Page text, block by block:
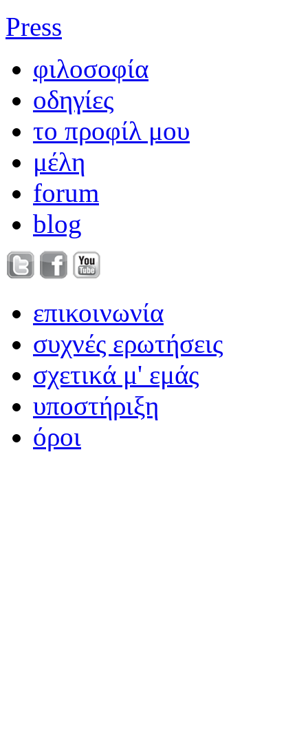
Press
φιλοσοφία
οδηγίες
το προφίλ μου
μέλη
forum
blog
επικοινωνία
συχνές ερωτήσεις
σχετικά μ' εμάς
υποστήριξη
όροι